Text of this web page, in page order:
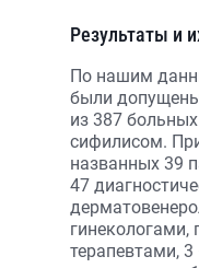
Результаты и
По нашим
были
из 387
сифилисом.
названных 39
47
гинекологами,
терапевтами,